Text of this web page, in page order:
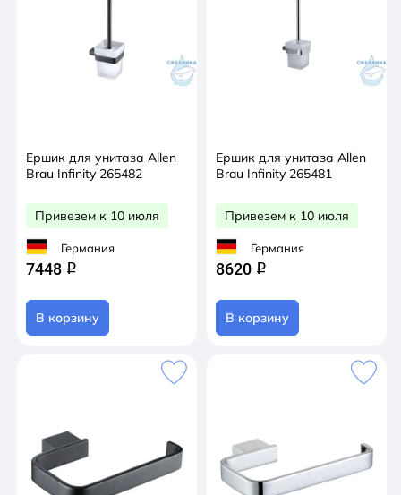
Ершик для унитаза Allen
Brau Infinity 265482
Привезем к 10 июля
Германия
7448 q
В корзину
Ершик для унитаза Allen
Brau Infinity 265481
Привезем к 10 июля
Германия
8620 q
В корзину